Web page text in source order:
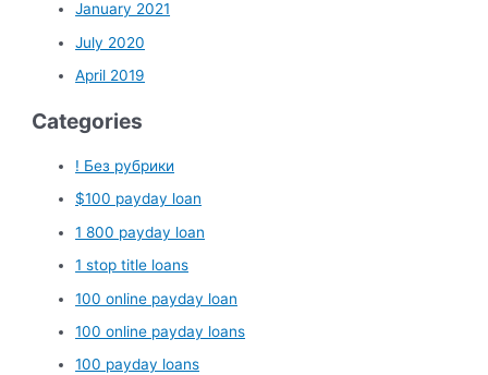
January 2021
July 2020
April 2019
Categories
! Без рубрики
$100 payday loan
1 800 payday loan
1 stop title loans
100 online payday loan
100 online payday loans
100 payday loans